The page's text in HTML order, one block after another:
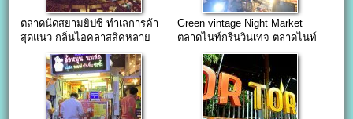
ตลาดนัดสยามยิปซี ทำเลการค้า
สุดแนว กลิ่นไอคลาสสิคหลาย
Green vintage Night Market
ตลาดไนท์กรีนวินเทจ ตลาดไนท์